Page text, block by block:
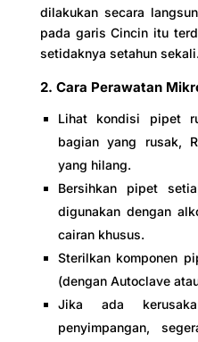
dilakukan secara
pada garis Cincin itu
setidaknya setahun sekali.
2. Cara Perawatan
Lihat kondisi pipet
bagian yang rusak,
yang hilang.
Bersihkan pipet
digunakan dengan
cairan khusus.
Sterilkan komponen
(dengan Autoclave
Jika ada
penyimpangan,